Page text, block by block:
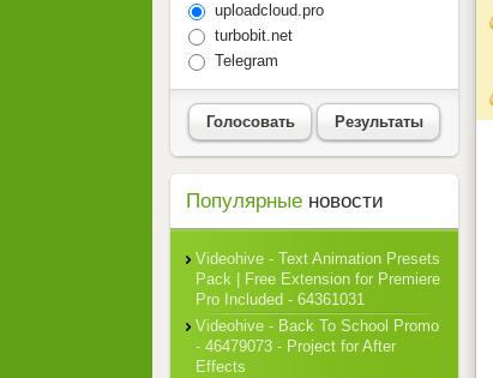
uploadcloud.pro
turbobit.net
Telegram
Голосовать Результаты
Популярные новости
Videohive - Text Animation Presets
Pack | Free Extension for Premiere
Pro Included - 64361031
Videohive - Back To School Promo
- 46479073 - Project for After
Effects